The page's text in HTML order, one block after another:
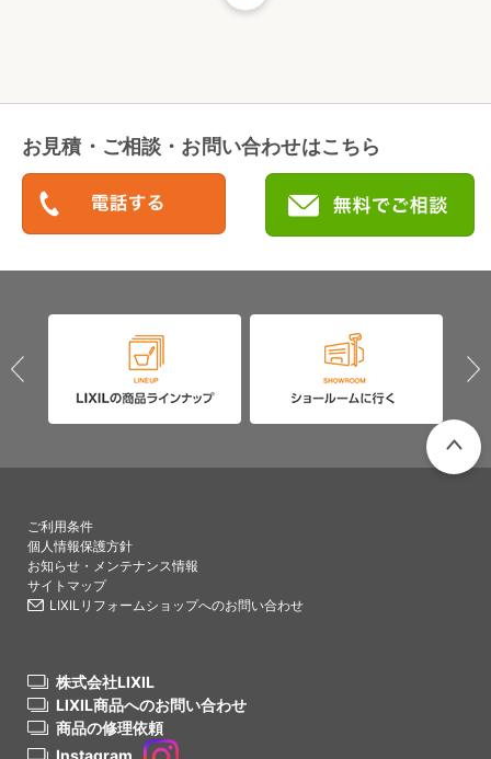
お見積・ご相談・お問い合わせはこちら
ご利用条件
個人情報保護方針
お知らせ・メンテナンス情報
サイトマップ
LIXILリフォームショップへのお問い合わせ
株式会社LIXIL
LIXIL商品へのお問い合わせ
商品の修理依頼